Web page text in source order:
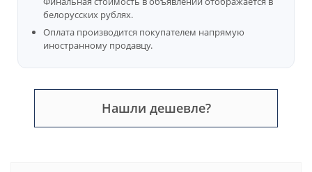
белорусских рублях.
Оплата производится покупателем напрямую
иностранному продавцу.
Нашли дешевле?